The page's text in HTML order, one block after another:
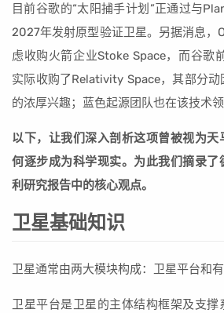
目前谷歌的“太阳捕手计划”正通过与
2027年发射原型验证卫星。另据消息，
虑收购火箭企业Stoke Space，而谷歌
实际收购了Relativity Space，其部分
的浓厚兴趣；蓝色起源团队也在该技术领
以下，让我们深入剖析这项曾被视为天
何逐步成为科学现实。为此我们摘录了
利研究报告中的核心观点。
卫星基础知识
卫星通常由两大模块构成：卫星平台和有
卫星平台是卫星的主体结构框架及支